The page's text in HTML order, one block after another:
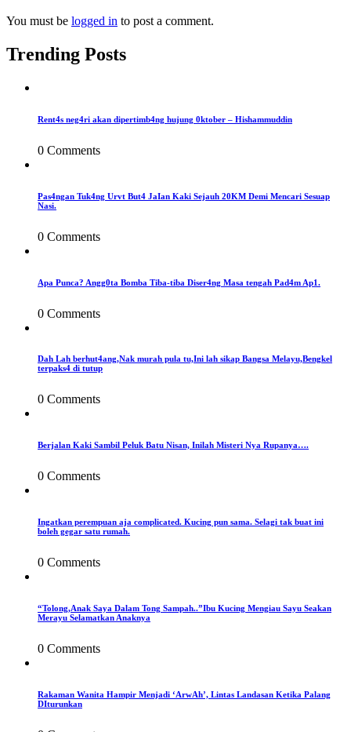
You must be logged in to post a comment.
Trending Posts
Rent4s neg4ri akan dipertimb4ng hujung 0ktober – Hishammuddin
0 Comments
Pas4ngan Tuk4ng Urvt But4 JaIan Kaki Sejauh 20KM Demi Mencari Sesuap
Nasi.
0 Comments
Apa Punca? Angg0ta Bomba Tiba-tiba Diser4ng Masa tengah Pad4m Ap1.
0 Comments
Dah Lah berhut4ang,Nak murah pula tu,Ini lah sikap Bangsa Melayu,Bengkel
terpaks4 di tutup
0 Comments
Berjalan Kaki Sambil Peluk Batu Nisan, Inilah Misteri Nya Rupanya….
0 Comments
Ingatkan perempuan aja complicated. Kucing pun sama. Selagi tak buat ini
boleh gegar satu rumah.
0 Comments
“Tolong,Anak Saya Dalam Tong Sampah..”Ibu Kucing Mengiau Sayu Seakan
Merayu Selamatkan Anaknya
0 Comments
Rakaman Wanita Hampir Menjadi ‘ArwAh’, Lintas Landasan Ketika Palang
DIturunkan